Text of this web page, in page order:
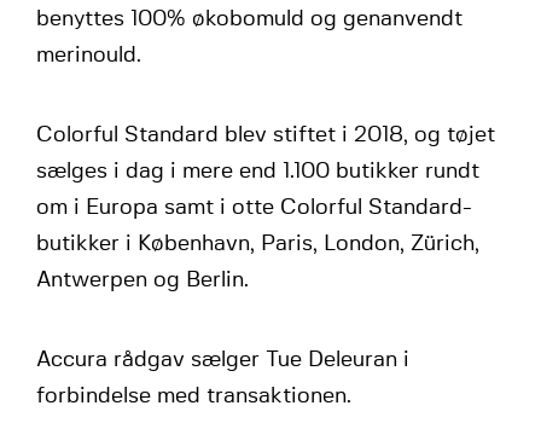
benyttes 100% økobomuld og genanvendt
merinould.
Colorful Standard blev stiftet i 2018, og tøjet
sælges i dag i mere end 1.100 butikker rundt
om i Europa samt i otte Colorful Standard-
butikker i København, Paris, London, Zürich,
Antwerpen og Berlin.
Accura rådgav sælger Tue Deleuran i
forbindelse med transaktionen.